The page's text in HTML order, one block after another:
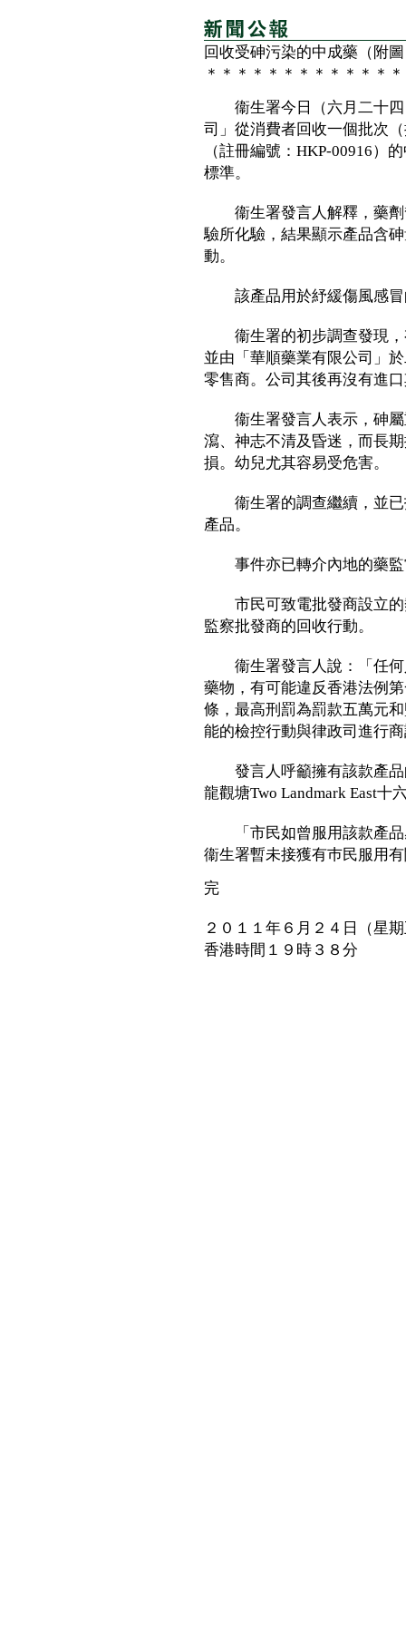
回收受砷污染的中成藥（附
＊＊＊＊＊＊＊＊＊＊＊＊
衞生署今日（六月二十四
司」從消費者回收一個批次
（註冊編號：HKP-00916）
標準。
衞生署發言人解釋，藥劑
驗所化驗，結果顯示產品含
動。
該產品用於紓緩傷風感冒
衞生署的初步調查發現，
並由「華順藥業有限公司」
零售商。公司其後再沒有進
衞生署發言人表示，砷屬
瀉、神志不清及昏迷，而長
損。幼兒尤其容易受危害。
衞生署的調查繼續，並已
產品。
事件亦已轉介內地的藥監
市民可致電批發商設立的
監察批發商的回收行動。
衞生署發言人說：「任何
藥物，有可能違反香港法例
條，最高刑罰為罰款五萬元
能的檢控行動與律政司進行
發言人呼籲擁有該款產品
龍觀塘Two Landmark East十
「市民如曾服用該款產品
衞生署暫未接獲有巿民服用
完
２０１１年６月２４日（星
香港時間１９時３８分